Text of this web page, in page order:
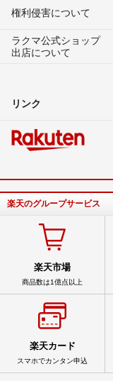
権利侵害について
ラクマ公式ショップ
出店について
リンク
楽天のグループサービス
楽天市場
商品数は1億点以上
楽天カード
スマホでカンタン申込